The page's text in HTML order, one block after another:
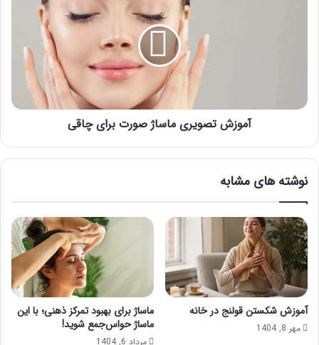
آموزش تصویری ماساژ صورت برای چاقی
نوشته های مشابه
آموزش شکستن قولنج در خانه
مهر 8, 1404
ماساژ برای بهبود تمرکز ذهنی؛ با این
ماساژ حواس‌جمع شوید!
مرداد 6, 1404